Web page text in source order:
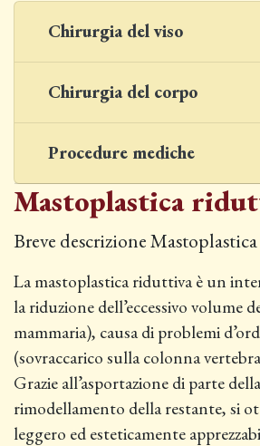
Chirurgia del viso
Chirurgia del corpo
Procedure mediche
Mastoplastica
Breve descrizione
La mastoplastica riduttiva è un
la riduzione dell’eccessivo volume
mammaria), causa di problemi
(sovraccarico sulla colonna
Grazie all’asportazione di parte
rimodellamento della restante, si
leggero ed esteticamente